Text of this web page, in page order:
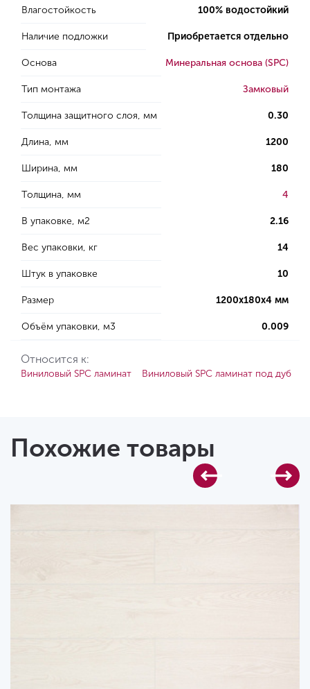
Влагостойкость 100% водостойкий
Наличие подложки Приобретается отдельно
Основа Минеральная основа (SPC)
Тип монтажа Замковый
Толщина защитного слоя, мм 0.30
Длина, мм 1200
Ширина, мм 180
Толщина, мм 4
В упаковке, м2 2.16
Вес упаковки, кг 14
Штук в упаковке 10
Размер 1200х180х4 мм
Объём упаковки, м3 0.009
Относится к:
Виниловый SPC ламинат Виниловый SPC ламинат под дуб
Похожие товары